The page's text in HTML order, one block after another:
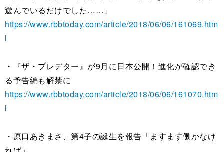
遊んでいるだけでした……」
https://www.rbbtoday.com/article/2018/06/06/161069.htm
l
・『ザ・プレデター』が9月に日本公開！進化が確認でき
る予告編も解禁に
https://www.rbbtoday.com/article/2018/06/06/161070.htm
l
・原口あきまさ、第4子の誕生を報告「ますます働かなけ